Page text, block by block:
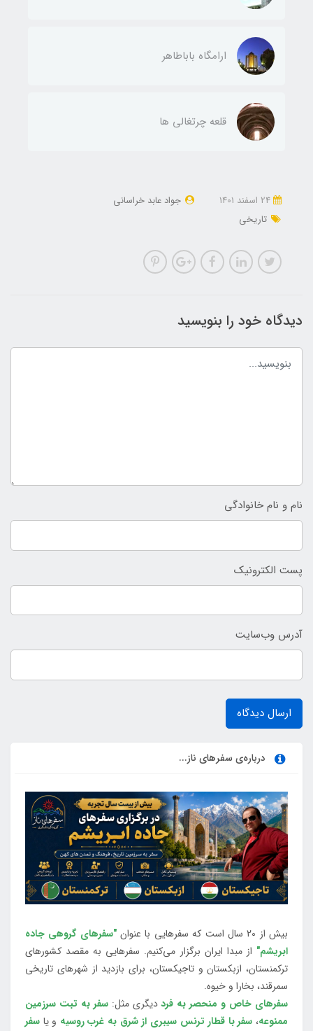
ارامگاه باباطاهر
قلعه چرتغالی ها
جواد عابد خراسانی
تاریخی
دیدگاه خود را بنویسید
نام و نام خانوادگی
پست الکترونیک
آدرس وب‌سایت
ارسال دیدگاه
درباره‌ی سفرهای ناز...
بیش از 20 سال است که سفرهایی با عنوان
"سفرهای گروهی جاده
ابریشم" از مبدا ایران برگزار می‌کنیم. سفرهایی به مقصد کشورهای
ترکمنستان، ازبکستان و تاجیکستان، برای بازدید از شهرهای تاریخی
سمرقند، بخارا و خیوه.
سفرهای خاص و منحصر به فرددیگری مثل:سفر به تبت سرزمین
ممنوعه، سفر با قطار ترنس سیبری از شرق به غرب روسیه و یا سفر